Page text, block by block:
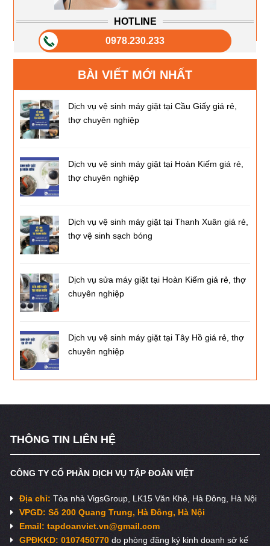
HOTLINE
0978.230.233
BÀI VIẾT MỚI NHẤT
Dịch vụ vệ sinh máy giặt tại Cầu Giấy giá rẻ,
thợ chuyên nghiệp
Dịch vụ vệ sinh máy giặt tại Hoàn Kiếm giá rẻ,
thợ chuyên nghiệp
Dịch vụ vệ sinh máy giặt tại Thanh Xuân giá rẻ,
thợ vệ sinh sạch bóng
Dịch vụ sửa máy giặt tại Hoàn Kiếm giá rẻ, thợ
chuyên nghiệp
Dịch vụ vệ sinh máy giặt tại Tây Hồ giá rẻ, thợ
chuyên nghiệp
THÔNG TIN LIÊN HỆ
CÔNG TY CỔ PHẦN DỊCH VỤ TẬP ĐOÀN VIỆT
Địa chỉ:Tòa nhà VigsGroup, LK15 Văn Khê, Hà Đông, Hà Nội
VPGD: Số 200 Quang Trung, Hà Đông, Hà Nội
Email:tapdoanviet.vn@gmail.com
GPĐKKD: 0107450770do phòng đăng ký kinh doanh sở kế